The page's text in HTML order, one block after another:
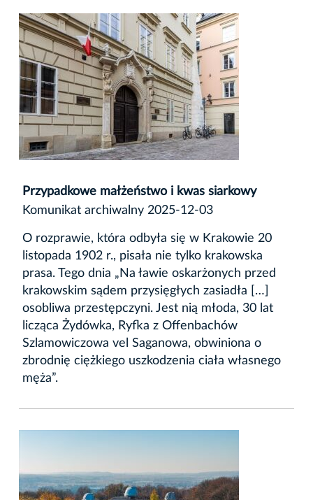
Przypadkowe małżeństwo i kwas siarkowy
Komunikat archiwalny 2025-12-03
O rozprawie, która odbyła się w Krakowie 20
listopada 1902 r., pisała nie tylko krakowska
prasa. Tego dnia „Na ławie oskarżonych przed
krakowskim sądem przysięgłych zasiadła […]
osobliwa przestępczyni. Jest nią młoda, 30 lat
licząca Żydówka, Ryfka z Offenbachów
Szlamowiczowa vel Saganowa, obwiniona o
zbrodnię ciężkiego uszkodzenia ciała własnego
męża”.